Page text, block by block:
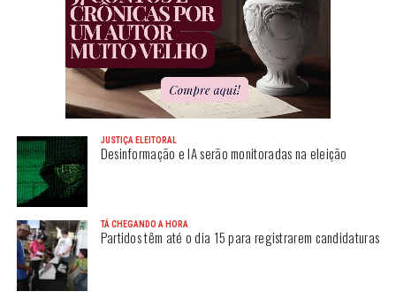
JUSTIÇA ELEITORAL
Desinformação e IA serão monitoradas na eleição
TÁ CHEGANDO A HORA
Partidos têm até o dia 15 para registrarem candidaturas